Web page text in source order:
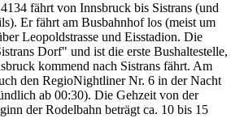
fährt von Innsbruck bis Sistrans (und
Er fährt am Busbahnhof los (meist um
Leopoldstrasse und Eisstadion. Die
Dorf" und ist die erste Bushaltestelle,
kommend nach Sistrans fährt. Am
den RegioNightliner Nr. 6 in der Nacht
ab 00:30). Die Gehzeit von der
der Rodelbahn beträgt ca. 10 bis 15